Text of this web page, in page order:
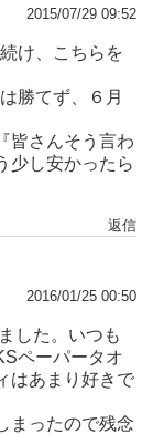
2015/07/29 09:52
け、こちらを
勝てず、６月
皆さんそう言わ
少し安かったら
返信
2016/01/25 00:50
した。いつも
ペーパータオ
はあまり好きで
まったので残念